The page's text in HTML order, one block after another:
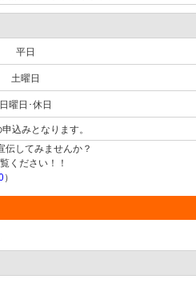
平日
土曜日
日曜日･休日
込みとなります。
してみませんか？
ください！！
）